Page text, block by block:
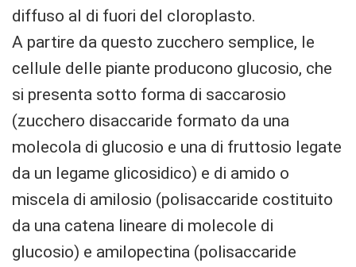
diffuso al di fuori del cloroplasto.
A partire da questo zucchero semplice, le
cellule delle piante producono glucosio, che
si presenta sotto forma di saccarosio
(zucchero disaccaride formato da una
molecola di glucosio e una di fruttosio legate
da un legame glicosidico) e di amido o
miscela di amilosio (polisaccaride costituito
da una catena lineare di molecole di
glucosio) e amilopectina (polisaccaride